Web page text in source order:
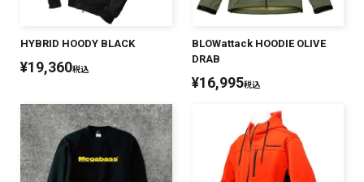
HYBRID HOODY BLACK
¥19,360税込
BLOWattack HOODIE OLIVE
DRAB
¥16,995税込